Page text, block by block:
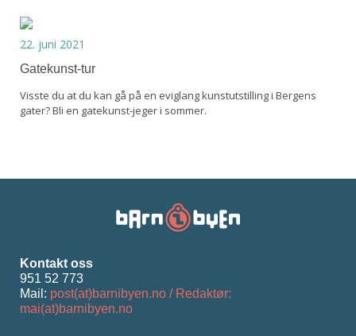
22. juni 2021
Gatekunst-tur
Visste du at du kan gå på en eviglang kunstutstilling i Bergens
gater? Bli en gatekunst-jeger i sommer.
Kontakt oss
951 52 773
Mail: post(at)barnibyen.no / Redaktør:
mai(at)barnibyen.no